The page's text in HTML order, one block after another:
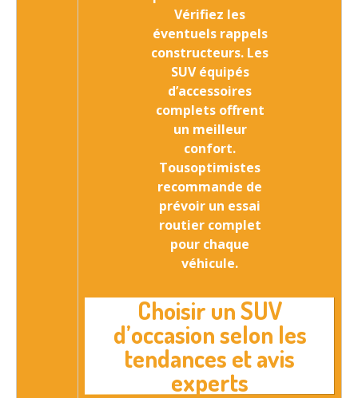
Vérifiez les
éventuels rappels
constructeurs. Les
SUV équipés
d’accessoires
complets offrent
un meilleur
confort.
Tousoptimistes
recommande de
prévoir un essai
routier complet
pour chaque
véhicule.
Choisir un SUV
d’occasion selon les
tendances et avis
experts